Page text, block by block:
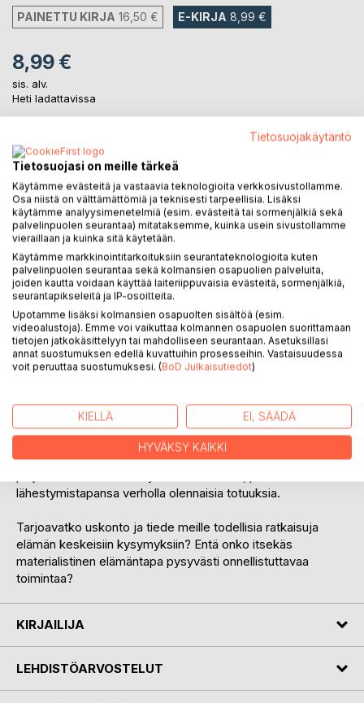
PAINETTU KIRJA 16,50 € E-KIRJA 8,99 €
8,99 €
sis. alv.
Heti ladattavissa
Lisää muistilistalle
Arvostele tuote
KUVAUS
vakavia puutteita. Vakuuttavasta kuorestaan huolimatta ne
eivät lisää onnellisuuttamme, vaan vähentävät sitä.
Kulttuurimme keinotekoisesti opittu todellisuuskäsitys
lähestymistapansa verholla olennaisia totuuksia.
Tarjoavatko uskonto ja tiede meille todellisia ratkaisuja
elämän keskeisiin kysymyksiin? Entä onko itsekäs
materialistinen elämäntapa pysyvästi onnellistuttavaa
toimintaa?
KIRJAILIJA
LEHDISTÖARVOSTELUT
Tietosuojakäytäntö
Tietosuojasi on meille tärkeä
Käytämme evästeitä ja vastaavia teknologioita verkkosivustollamme.
Osa niistä on välttämättömiä ja teknisesti tarpeellisia. Lisäksi
käytämme analyysimenetelmiä (esim. evästeitä tai sormenjälkiä sekä
palvelinpuolen seurantaa) mitataksemme, kuinka usein sivustollamme
vieraillaan ja kuinka sitä käytetään.
Käytämme markkinointitarkoituksiin seurantateknologioita kuten
palvelinpuolen seurantaa sekä kolmansien osapuolien palveluita,
joiden kautta voidaan käyttää laiteriippuvaisia evästeitä, sormenjälkiä,
seurantapikseleitä ja IP-osoitteita.
Upotamme lisäksi kolmansien osapuolten sisältöä (esim.
videoalustoja). Emme voi vaikuttaa kolmannen osapuolen suorittamaan
tietojen jatkokäsittelyyn tai mahdolliseen seurantaan. Asetuksillasi
annat suostumuksen edellä kuvattuihin prosesseihin. Vastaisuudessa
voit peruuttaa suostumuksesi. (BoD Julkaisutiedot)
KIELLÄ EI, SÄÄDÄ
HYVÄKSY KAIKKI